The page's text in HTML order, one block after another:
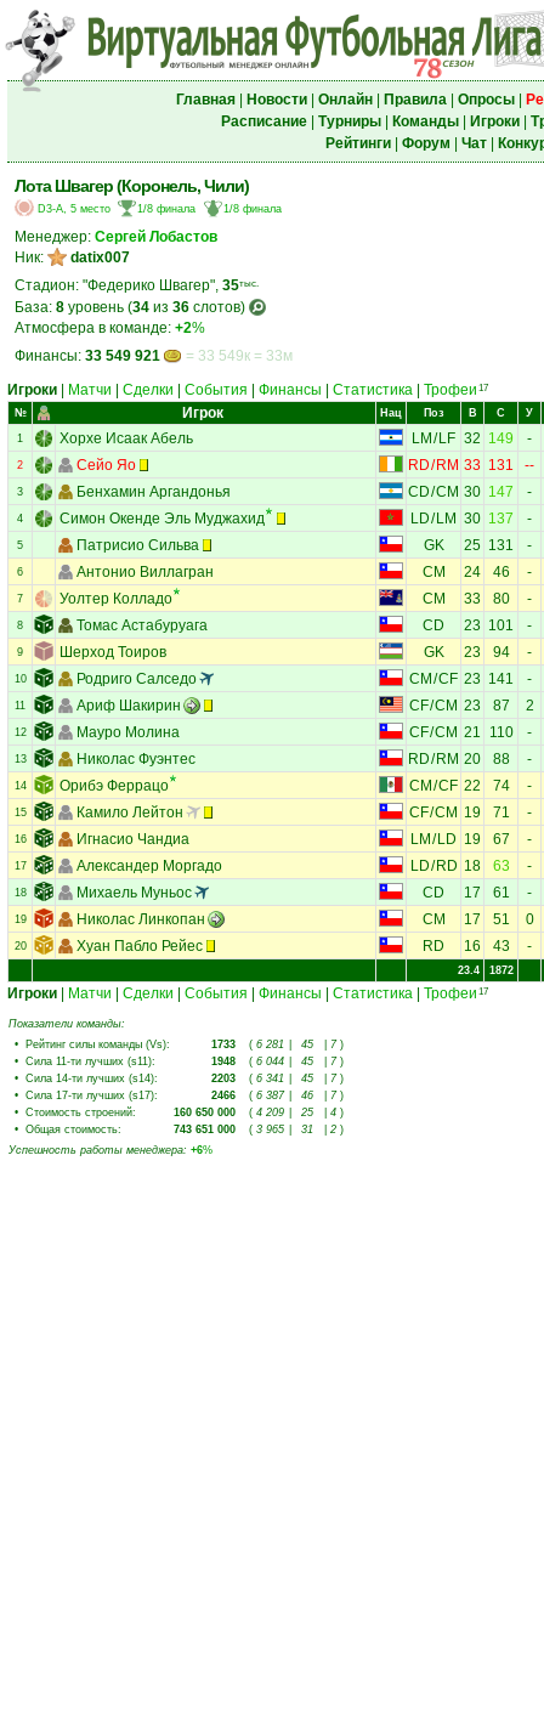
Главная| Новости| Онлайн| Правила| Опросы|
Расписание| Турниры| Команды| Игроки|
Рейтинги| Форум Чат|
Лота Швагер (Коронель, Чили)
D3-A, 5 место 1/8 финала 1/8 финала
Менеджер: Сергей Лобастов
Ник:
datix007
Стадион: "Федерико Швагер", 35тыс.
База: 8 уровень (34 из 36 слотов)
Атмосфера в команде: +2%
Финансы: 33 549 921
= 33 549к = 33м
Игроки
Матчи Сделки События Финансы Статистика Трофеи 17
№ Игрок Нац Поз В С У
1 Хорхе Исаак Абель LM / LF 32 149 -
2 Сейо Яо RD/ RM 33 131 --
3 Бенхамин Аргандонья CD/CM 30 147 -
4 Симон Окенде Эль Муджахид LD/ LM 30 137 -
5 Патрисио Сильва GK 25 131 -
6 Антонио Виллагран CM 24 46 -
7 Уолтер Колладо CM 33 80 -
8 Томас Астабуруага CD 23 101 -
9 Шерход Тоиров GK 23 94 -
10 Родриго Салседо CM /CF 23 141 -
11 Ариф Шакирин CF/CM 23 87 2
12 Мауро Молина CF/CM 21 110 -
13 Николас Фуэнтес RD/ RM 20 88 -
14 Орибэ Феррацо CM /CF 22 74 -
15 Камило Лейтон CF/CM 19 71 -
16 Игнасио Чандиа LM / LD 19 67 -
17 Александер Моргадо LD/RD 18 63 -
18 Михаель Муньос CD 17 61 -
19 Николас Линкопан CM 17 51 0
20 Хуан Пабло Рейес RD 16 43 -
23.4 1872
Игроки Матчи Сделки События Финансы Статистика Трофеи 17
Показатели команды:
• Рейтинг силы команды (Vs): 1733 ( 6 281 45 7)
• Сила 11-ти лучших (s11): 1948 ( 6 044 45 7)
• Сила 14-ти лучших (s14): 2203 ( 6 341 45 7)
• Сила 17-ти лучших (s17): 2466 ( 6 387 46 7)
• Стоимость строений: 160 650 000 ( 4 209 25 4 )
• Общая стоимость: 743 651 000 ( 3 965 31 2 )
Успешность работы менеджера: +6%